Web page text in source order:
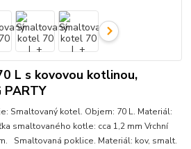
L s kovovou kotlinou,
Smaltovaný kotel. Objem: 70 L. Materiál:
smaltovaného kotle: cca 1,2 mm Vrchní
Smaltovaná poklice. Materiál: kov, smalt.